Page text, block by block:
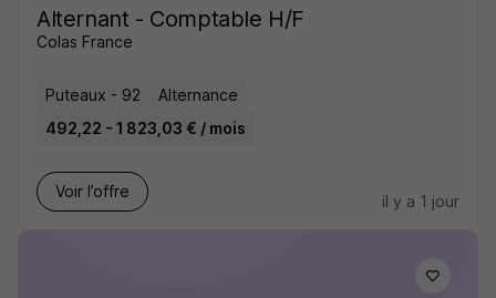
Alternant - Comptable H/F
Colas France
Puteaux - 92
Alternance
492,22 - 1 823,03 € / mois
Voir l’offre
il y a 1 jour